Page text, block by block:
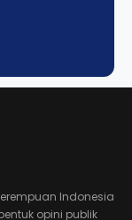
Indonesia
opini publik